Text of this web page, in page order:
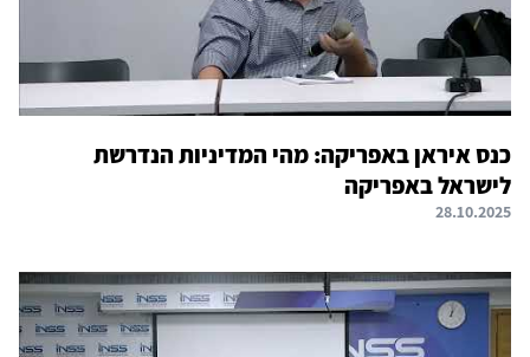
כנס איראן באפריקה: מהי המדיניות הנדרשת
לישראל באפריקה
28.10.2025